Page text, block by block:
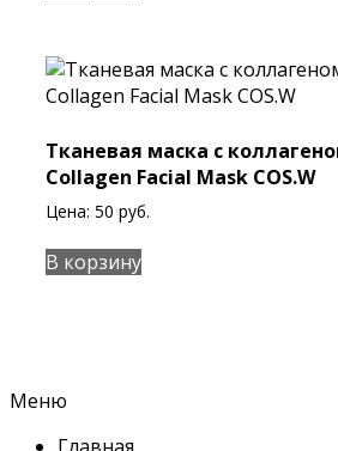
Тканевая маска с
Collagen Facial Mask COS.W
Цена: 50 руб.
В корзину
Меню